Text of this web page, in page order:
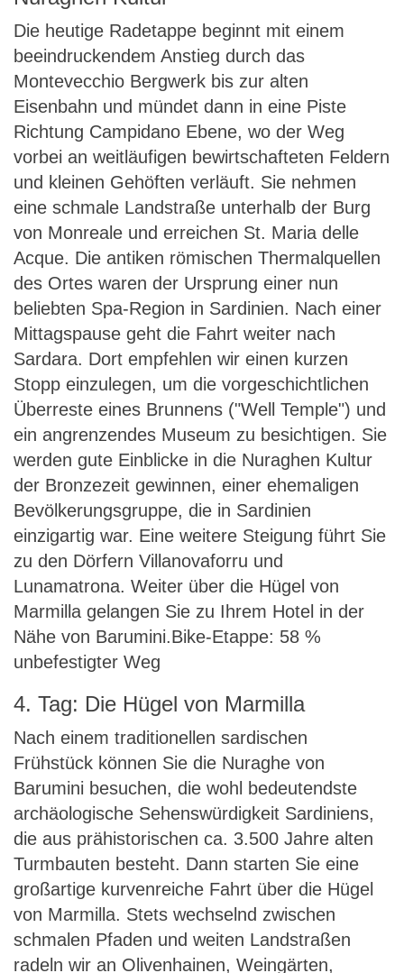
Die heutige Radetappe beginnt mit einem
beeindruckendem Anstieg durch das
Montevecchio Bergwerk bis zur alten
Eisenbahn und mündet dann in eine Piste
Richtung Campidano Ebene, wo der Weg
vorbei an weitläufigen bewirtschafteten Feldern
und kleinen Gehöften verläuft. Sie nehmen
eine schmale Landstraße unterhalb der Burg
von Monreale und erreichen St. Maria delle
Acque. Die antiken römischen Thermalquellen
des Ortes waren der Ursprung einer nun
beliebten Spa-Region in Sardinien. Nach einer
Mittagspause geht die Fahrt weiter nach
Sardara. Dort empfehlen wir einen kurzen
Stopp einzulegen, um die vorgeschichtlichen
Überreste eines Brunnens ("Well Temple") und
ein angrenzendes Museum zu besichtigen. Sie
werden gute Einblicke in die Nuraghen Kultur
der Bronzezeit gewinnen, einer ehemaligen
Bevölkerungsgruppe, die in Sardinien
einzigartig war. Eine weitere Steigung führt Sie
zu den Dörfern Villanovaforru und
Lunamatrona. Weiter über die Hügel von
Marmilla gelangen Sie zu Ihrem Hotel in der
Nähe von Barumini.Bike-Etappe: 58 %
unbefestigter Weg
4. Tag: Die Hügel von Marmilla
Nach einem traditionellen sardischen
Frühstück können Sie die Nuraghe von
Barumini besuchen, die wohl bedeutendste
archäologische Sehenswürdigkeit Sardiniens,
die aus prähistorischen ca. 3.500 Jahre alten
Turmbauten besteht. Dann starten Sie eine
großartige kurvenreiche Fahrt über die Hügel
von Marmilla. Stets wechselnd zwischen
schmalen Pfaden und weiten Landstraßen
radeln wir an Olivenhainen, Weingärten,